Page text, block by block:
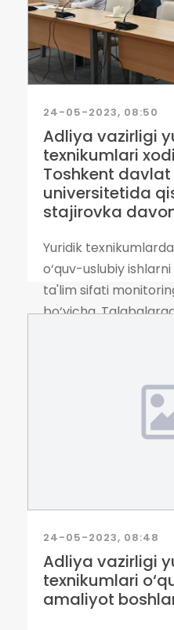
24-05-2023, 08:50
Adliya vazirligi
texnikumlari
Toshkent
universitetida
stajirovka
Yuridik
o‘quv-uslubiy
ta'lim sifati
bo‘yicha,
24-05-2023, 08:48
Adliya vazirligi
texnikumlari
amaliyot